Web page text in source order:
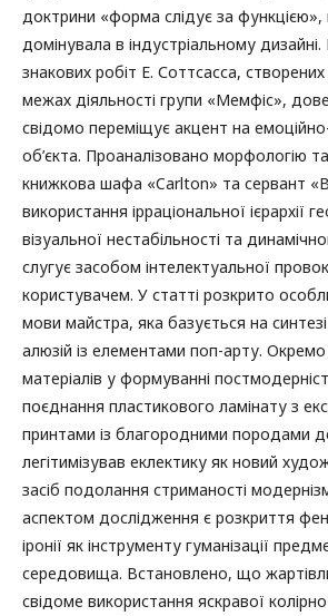
доктрини «форма слідує за
домінувала в індустріальному
знакових робіт Е. Соттсасса,
межах діяльності групи «Мемфіс»,
свідомо переміщує акцент на
об’єкта. Проаналізовано морфологію
книжкова шафа «Carlton» та сервант
використання ірраціональної ієрархії
візуальної нестабільності та
слугує засобом інтелектуальної
користувачем. У статті розкрито
мови майстра, яка базується на
алюзій із елементами поп-арту.
матеріалів у формуванні
поєднання пластикового ламінату з
принтами із благородними породами
легітимізував еклектику як новий
засіб подолання стриманості
аспектом дослідження є розкриття
іронії як інструменту гуманізації
середовища. Встановлено, що
свідоме використання яскравої